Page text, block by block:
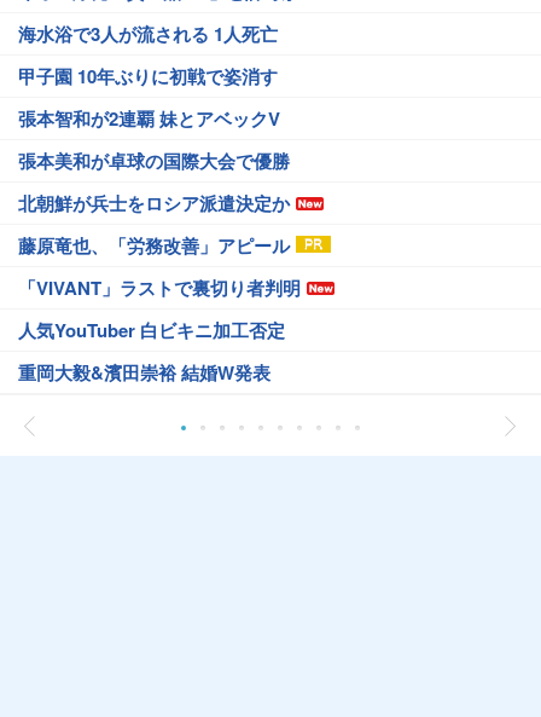
海水浴で3人が流される 1人死亡
甲子園 10年ぶりに初戦で姿消す
張本智和が2連覇 妹とアベックV
張本美和が卓球の国際大会で優勝
北朝鮮が兵士をロシア派遣決定か
藤原竜也、「労務改善」アピール
「VIVANT」ラストで裏切り者判明
人気YouTuber 白ビキニ加工否定
重岡大毅&濱田崇裕 結婚W発表